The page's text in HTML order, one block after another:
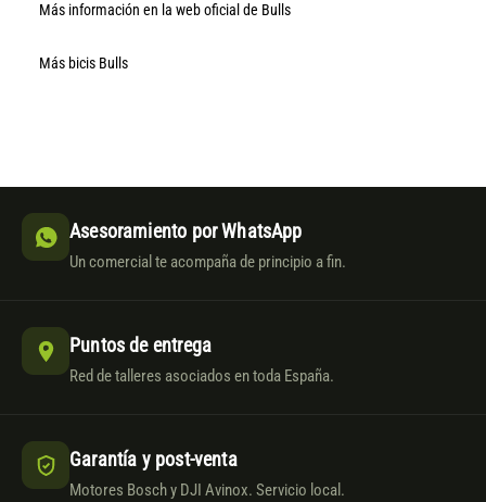
Más información en la web oficial de Bulls
Más bicis Bulls
Asesoramiento por WhatsApp
Un comercial te acompaña de principio a fin.
Puntos de entrega
Red de talleres asociados en toda España.
Garantía y post-venta
Motores Bosch y DJI Avinox. Servicio local.